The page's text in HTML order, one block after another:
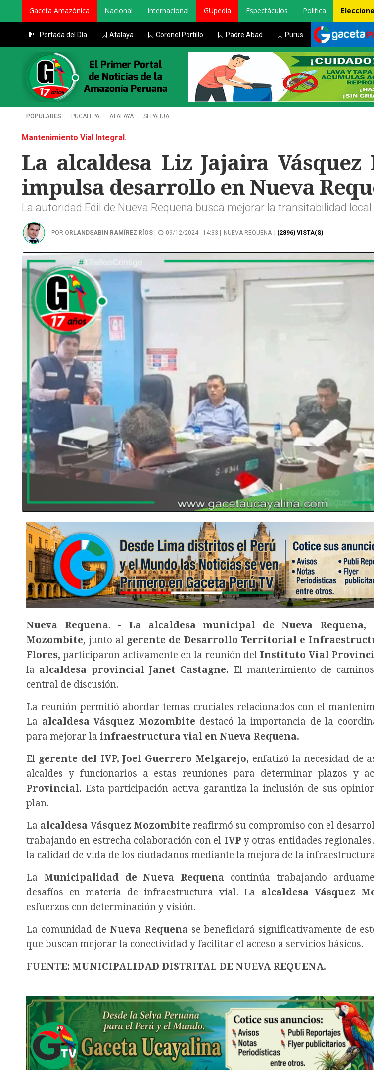
Gaceta Amazónica Nacional Internacional GUpedia Espectáculos Politica
Portada del Día Atalaya Coronel Portillo Padre Abad Purus
POPULARES PUCALLPA ATALAYA SEPAHUA
Mantenimiento Vial Integral.
La alcaldesa Liz Jajaira Vásquez
impulsa desarrollo en Nueva
La autoridad Edil de Nueva Requena busca mejorar la transitabilidad local.
POR ORLANDSABIN RAMÍREZ RÍOS 09/12/2024 - 14:33 | NUEVA REQUENA | (2896) VISTA(S)
Nueva Requena. - La alcaldesa municipal de Nueva Requena,
Mozombite, junto al gerente de Desarrollo Territorial e
Flores, participaron activamente en la reunión del Instituto Vial
la alcaldesa provincial Janet Castagne. El mantenimiento de
central de discusión.
La reunión permitió abordar temas cruciales relacionados con el
La alcaldesa Vásquez Mozombite destacó la importancia de la
para mejorar la infraestructura vial en Nueva Requena.
El gerente del IVP, Joel Guerrero Melgarejo, enfatizó la necesidad de
alcaldes y funcionarios a estas reuniones para determinar plazos y
Provincial. Esta participación activa garantiza la inclusión de sus
plan.
La alcaldesa Vásquez Mozombite reafirmó su compromiso con el
trabajando en estrecha colaboración con el IVP y otras entidades
la calidad de vida de los ciudadanos mediante la mejora de la
La Municipalidad de Nueva Requena continúa trabajando
desafíos en materia de infraestructura vial. La alcaldesa Vásquez
esfuerzos con determinación y visión.
La comunidad de Nueva Requenase beneficiará significativamente de
que buscan mejorar la conectividad y facilitar el acceso a servicios básicos.
FUENTE: MUNICIPALIDAD DISTRITAL DE NUEVA REQUENA.